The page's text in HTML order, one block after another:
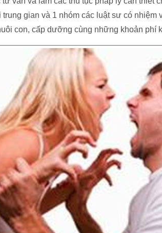
gian và 1 nhóm các luật sư có nhiệm
con, cấp dưỡng cùng những khoản phí